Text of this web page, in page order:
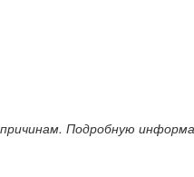
Подробную